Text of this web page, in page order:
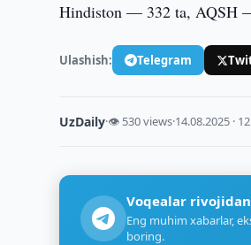
Hindiston — 332 ta, AQSH
Ulashish: Telegram
UzDaily·👁 530 views·14.08.2025 ·
Voqealar
Eng muhim xabarlar,
boring.